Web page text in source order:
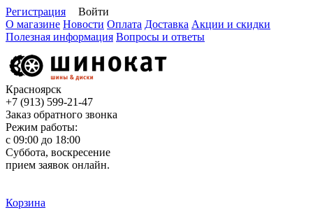
Регистрация
Войти
О магазине Новости Оплата Доставка Акции и скидки
Полезная информация Вопросы и ответы
Красноярск
+7 (913) 599-21-47
Заказ обратного звонка
Режим работы:
с 09:00 до 18:00
Суббота, воскресение
прием заявок онлайн.
Корзина